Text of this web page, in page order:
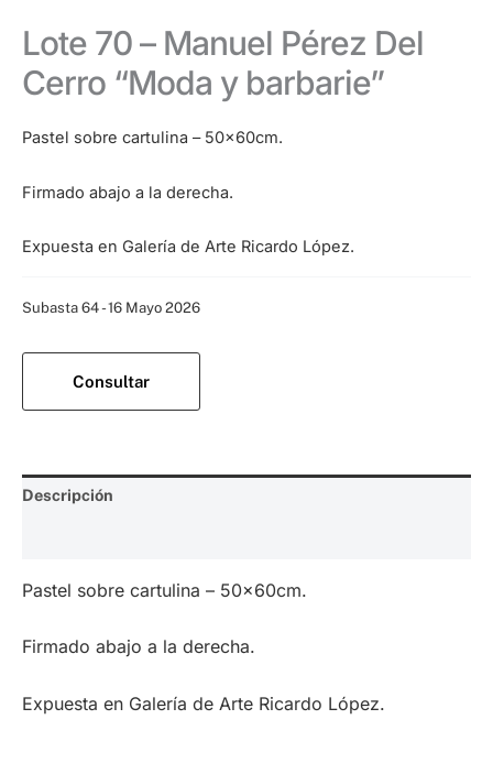
Lote 70 – Manuel Pérez Del
Cerro “Moda y barbarie”
Pastel sobre cartulina – 50x60cm.
Firmado abajo a la derecha.
Expuesta en Galería de Arte Ricardo López.
Subasta 64 - 16 Mayo 2026
Consultar
Descripción
Pastel sobre cartulina – 50x60cm.
Firmado abajo a la derecha.
Expuesta en Galería de Arte Ricardo López.